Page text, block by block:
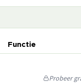
Functie
Probeer